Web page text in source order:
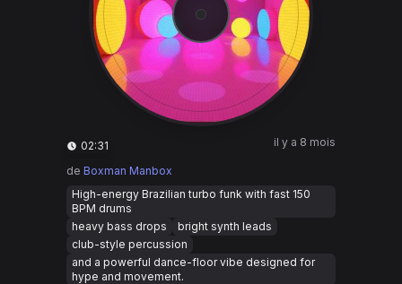
02:31 il y a 8 mois
de Boxman Manbox
High-energy Brazilian turbo funk with fast 150
BPM drums
heavy bass drops
bright synth leads
club-style percussion
and a powerful dance-floor vibe designed for
hype and movement.